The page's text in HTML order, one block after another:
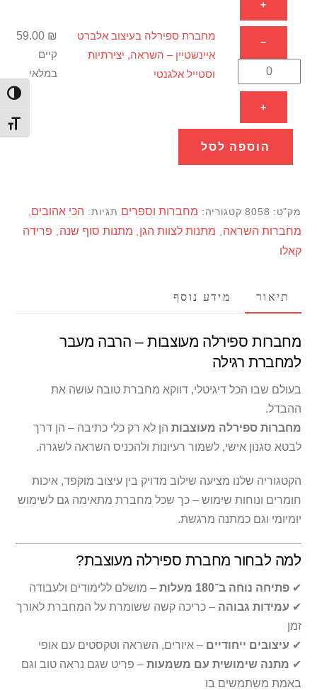
מתג
מחברת
+
−
מחברת
ספירלה
אלברט
איינשטיין
–
יצירתיות
וסטייל
+
מחברת ספירלה בעיצוב אלברט
איינשטיין – השראה, יצירתיות
וסטייל אלגנטי
59.00 ₪
קיים
במלאי
הוספה לסל
מק"ט: 8058 קטגוריה: מחברות וספרים תגיות: הכי אהובים
מחברות השראה מתנות לצוות הגן מתנות סוף שנה
פרידה
קאלו
תיאור מידע נוסף
מחברות ספירלה מעוצבות – הרבה מעבר
למחברת רגילה
בעולם שבו הכל דיגיטלי, דווקא מחברת טובה עושה את
ההבדל.
מחברות ספירלה מעוצבות הן לא רק כלי כתיבה – הן דרך
לבטא סגנון אישי, לשמור רעיונות ולהכניס השראה לשגרה.
הקטגוריה שלנו מציעה שילוב מדויק בין עיצוב מוקפד, איכות
חומרים ונוחות שימוש – כך שכל מחברת מתאימה גם לשימוש
יומיומי וגם כמתנה מרגשת.
למה לבחור מחברת ספירלה מעוצבת?
✔פתיחה נוחה ב־180 מעלות
– מושלם ללימודים ולעבודה
✔ עמידות גבוהה – כריכה קשה ששומרת על המחברת לאורך
זמן
✔ עיצובים ייחודיים – איורים, השראה וטקסטים עם אופי
✔ מתנה שימושית עם משמעות – פריט שגם נראה טוב וגם
באמת משתמשים בו